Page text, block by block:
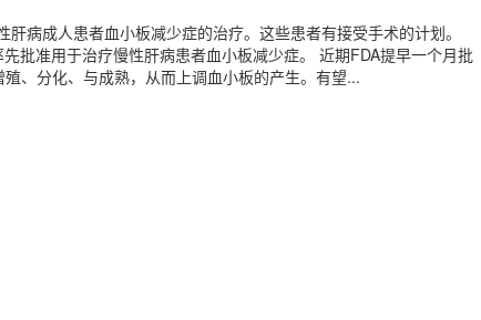
成人患者血小板减少症的治疗。这些患者有接受手术的计划。
准用于治疗慢性肝病患者血小板减少症。 近期FDA提早一个月批
、分化、与成熟，从而上调血小板的产生。有望...